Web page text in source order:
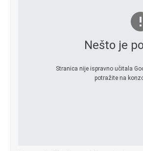
Nešto je
Stranica nije ispravno učitala
potražite na